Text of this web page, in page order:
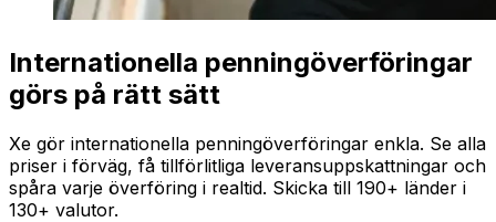
Internationella penningöverföringar
görs på rätt sätt
Xe gör internationella penningöverföringar enkla. Se alla
priser i förväg, få tillförlitliga leveransuppskattningar och
spåra varje överföring i realtid. Skicka till 190+ länder i
130+ valutor.